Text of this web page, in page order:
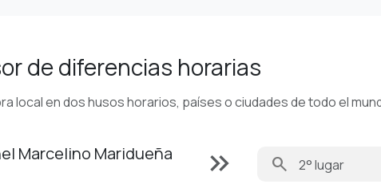
de diferencias horarias
local en dos husos horarios, países o ciudades de todo el
Marcelino Maridueña keyboard_double_arrow_right search